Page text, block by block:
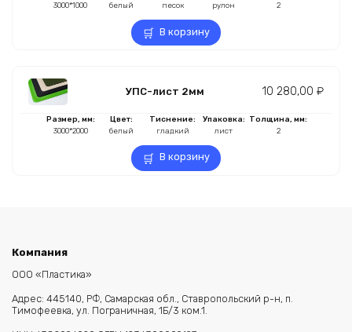
3000*1000
белый
песок
рулон
2
В корзину
УПС-лист 2мм 10 280,00 ₽
Размер, мм:
3000*2000
Цвет:
белый
Тиснение:
гладкий
Упаковка:
лист
Толщина, мм:
2
В корзину
Компания
ООО «Пластика»
Адрес: 445140, РФ, Самарская обл., Ставропольский р-н, п.
Тимофеевка, ул. Пограничная, 1Б/3 ком.1.